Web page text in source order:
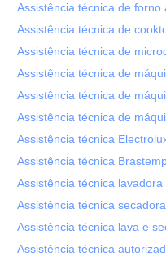
Assistência técnica de forno
Assistência técnica de
Assistência técnica de
Assistência técnica de
Assistência técnica de
Assistência técnica de
Assistência técnica
Assistência técnica
Assistência técnica lavadora
Assistência técnica secadora
Assistência técnica lava e
Assistência técnica